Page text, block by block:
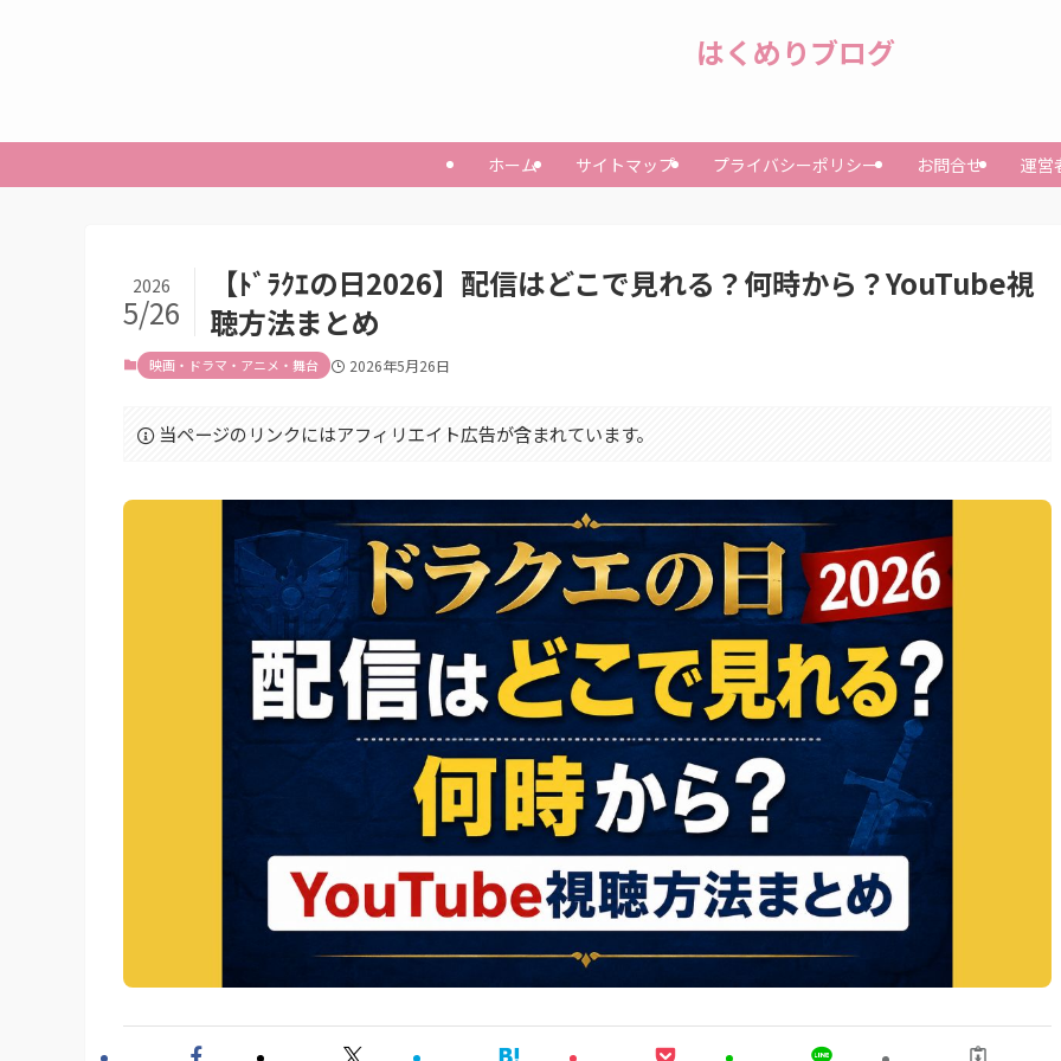
はくめりブログ
ホーム サイトマップ プライバシーポリシー お問合せ 運営
【ﾄﾞﾗｸｴの日2026】配信はどこで見れる？何時から？YouTube視
聴方法まとめ
2026
5/26
映画・ドラマ・アニメ・舞台 2026年5月26日
当ページのリンクにはアフィリエイト広告が含まれています。